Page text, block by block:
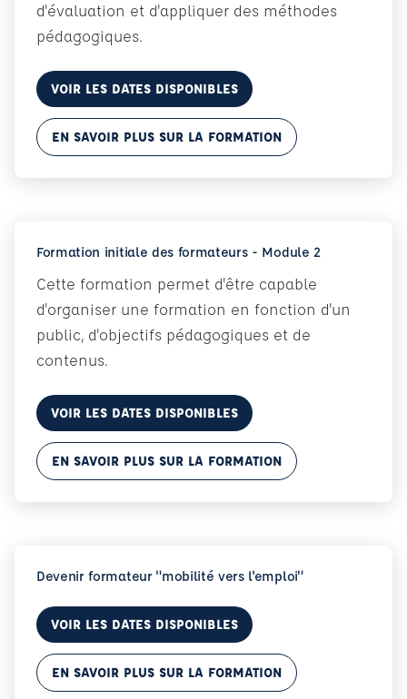
d'évaluation et d'appliquer des méthodes
pédagogiques.
VOIR LES DATES DISPONIBLES
EN SAVOIR PLUS SUR LA FORMATION
Formation initiale des formateurs - Module 2
Cette formation permet d'être capable
d'organiser une formation en fonction d'un
public, d'objectifs pédagogiques et de
contenus.
VOIR LES DATES DISPONIBLES
EN SAVOIR PLUS SUR LA FORMATION
Devenir formateur "mobilité vers l'emploi"
VOIR LES DATES DISPONIBLES
EN SAVOIR PLUS SUR LA FORMATION